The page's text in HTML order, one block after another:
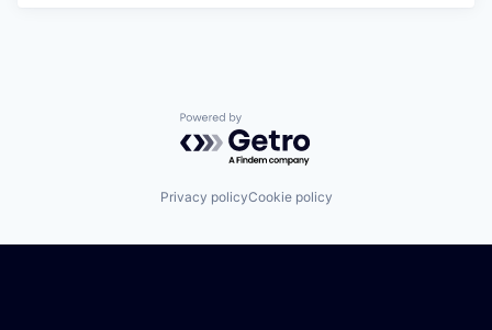
Powered by Getro.com
Privacy policyCookie policy